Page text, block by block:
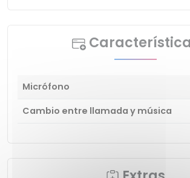
Micrófono
Cambio entre llamada y música